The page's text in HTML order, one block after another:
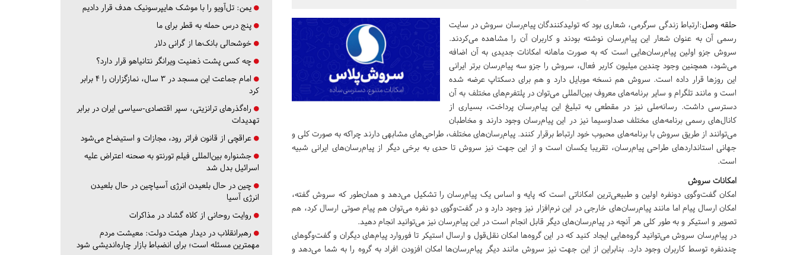
حلقه وصل:ارتباط زندگی سرگرمی، شعاری بود که تولیدکنندگان پیام‌رسان سروش در سایت
رسمی آن به عنوان شعار این پیام‌رسان نوشته بودند و کاربران آن را مشاهده می‌کردند.
سروش جزو اولین پیام‌رسان‌هایی است که به صورت ماهانه امکانات جدیدی به آن اضافه
می‌شود، همچنین وجود چندین میلیون کاربر فعال، سروش را جزو سه پیام‌رسان برتر ایرانی
این روزها قرار داده است. سروش هم نسخه موبایل دارد و هم برای دسکتاپ عرضه شده
است و مانند تلگرام و سایر برنامه‌های معروف بین‌المللی می‌توان در پلتفرم‌های مختلف به آن
دسترسی داشت. رسانه‌ملی نیز در مقطعی به تبلیغ این پیام‌رسان پرداخت، بسیاری از
کانال‌های رسمی برنامه‌های مختلف صداوسیما نیز در این پیام‌رسان وجود دارند و مخاطبان
می‌توانند از طریق سروش با برنامه‌های محبوب خود ارتباط برقرار کنند. پیام‌رسان‌های مختلف، طراحی‌های مشابهی دارند چراکه به صورت کلی و
جهانی استاندارد‌های طراحی پیام‌رسان، تقریبا یکسان است و از این جهت نیز سروش تا حدی به برخی دیگر از پیام‌رسان‌های ایرانی شبیه
است.
امکانات سروش
امکان گفت‌وگوی دونفره اولین و طبیعی‌ترین امکاناتی است که پایه و اساس یک پیام‌رسان را تشکیل می‌دهد و همان‌طور که سروش گفته،
امکان ارسال پیام اما مانند پیام‌رسان‌های خارجی در این نرم‌افزار نیز وجود دارد و در گفت‌وگوی دو نفره می‌توان هم پیام صوتی ارسال کرد، هم
تصویر و استیکر و به طور کلی هر آنچه در پیام‌رسان‌های دیگر قابل انجام است در این پیام‌رسان نیز می‌توانید انجام دهید.
در پیام‌رسان سروش می‌توانید گروه‌هایی ایجاد کنید که در این گروه‌ها امکان نقل‌قول و ارسال استیکر تا فوروارد پیام‌های دیگران و گفت‌و‌گو‌های
چندنفره توسط کاربران وجود دارد. بنابراین از این جهت نیز سروش مانند دیگر پیام‌رسان‌ها امکان افزودن افراد به گروه را به شما می‌دهد و
یمن: تل‌آویو را با موشک هایپرسونیک هدف قرار دادیم
پنج درس‌ حمله به قطر برای ما
خوشحالی بانک‌ها از گرانی دلار
چه کسی پشت ذهنیت ویرانگر نتانیاهو قرار دارد؟
امام جماعت این مسجد در ۳ سال، نمازگزاران را ۴ برابر
کرد
راه‌گذرهای ترانزیتی، سپر اقتصادی-سیاسی ایران در برابر
تهدیدات
عراقچی از قانون فراتر رود، مجازات و استیضاح می‌شود
جشنواره بین‌المللی فیلم تورنتو به صحنه اعتراض علیه
اسرائیل بدل شد
چین در حال بلعیدن انرژی آسیاچین در حال بلعیدن
انرژی آسیا
روایت روحانی از کلاه گشاد در مذاکرات
رهبرانقلاب در دیدار هیئت دولت: معیشت مردم
مهمترین مسئله است؛ برای انضباط بازار چاره‌اندیشی شود